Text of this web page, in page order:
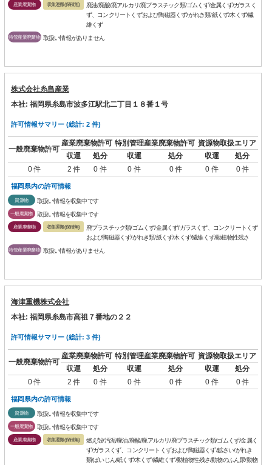
産業廃棄物 収集運搬(保積無)
廃油/廃酸/廃アルカリ/廃プラスチック類/ゴムくず/金属くず/ガラスく
ず、コンクリートくずおよび陶磁器くず/がれき類/紙くず/木くず/繊
維くず
特管産業廃棄物 取扱い情報がありません
株式会社糸島産業
本社: 福岡県糸島市波多江駅北二丁目１８番１号
許可情報サマリー (総計: 2 件)
一般廃棄物許可
産業廃棄物許可 特別管理産業廃棄物許可 資源物取扱エリア
収運
処分 収運 処分 収運
処分
0 件
2 件 0 件 0 件 0 件 0 件 0 件
福岡県内の許可情報
資源物 取扱い情報を収集中です
一般廃棄物 取扱い情報を収集中です
産業廃棄物 収集運搬(保積無)
廃プラスチック類/ゴムくず/金属くず/ガラスくず、コンクリートくず
および陶磁器くず/がれき類/紙くず/木くず/繊維くず/動植物性残さ
特管産業廃棄物 取扱い情報がありません
海津重機株式会社
本社: 福岡県糸島市高祖７番地の２２
許可情報サマリー (総計: 3 件)
一般廃棄物許可
産業廃棄物許可 特別管理産業廃棄物許可 資源物取扱エリア
収運
処分 収運 処分 収運
処分
0 件
2 件 0 件 0 件 0 件 0 件 0 件
福岡県内の許可情報
資源物 取扱い情報を収集中です
一般廃棄物 取扱い情報を収集中です
産業廃棄物 収集運搬(保積無)
燃え殻/汚泥/廃油/廃酸/廃アルカリ/廃プラスチック類/ゴムくず/金属く
ず/ガラスくず、コンクリートくずおよび陶磁器くず/鉱さい/がれき
類/ばいじん/紙くず/木くず/繊維くず/動植物性残さ/動物のふん尿/動物